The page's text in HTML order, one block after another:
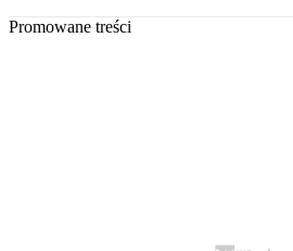
Promowane treści